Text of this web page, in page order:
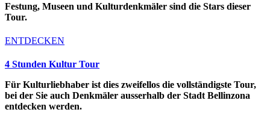
Festung, Museen und Kulturdenkmäler sind die Stars dieser
Tour.
ENTDECKEN
4 Stunden Kultur Tour
Für Kulturliebhaber ist dies zweifellos die vollständigste Tour,
bei der Sie auch Denkmäler ausserhalb der Stadt Bellinzona
entdecken werden.